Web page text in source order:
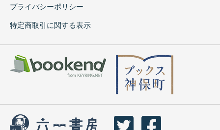
プライバシーポリシー
特定商取引に関する表示